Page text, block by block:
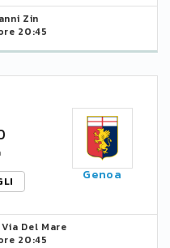
Zin
20:45
Genoa
Del Mare
20:45